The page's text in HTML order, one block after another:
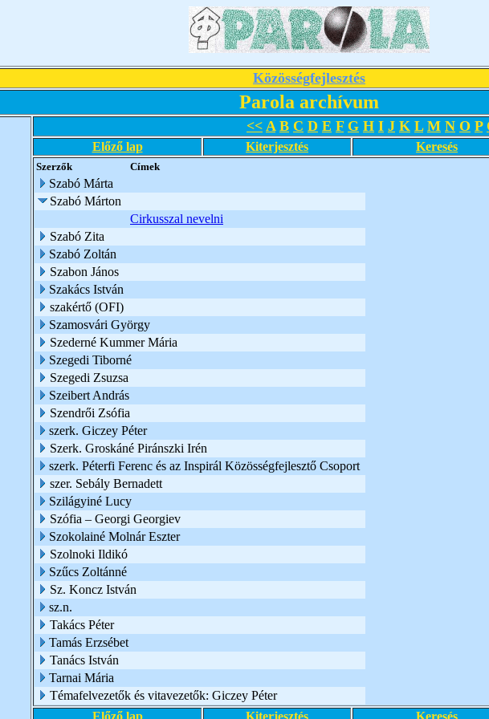
Közösségfejlesztés
Parola archívum
<< A B C D E F G H I J K L M N O P
Előző lap Kiterjesztés Keresés
Szerzők Címek
Szabó Márta
Szabó Márton
Cirkusszal nevelni
Szabó Zita
Szabó Zoltán
Szabon János
Szakács István
szakértő (OFI)
Szamosvári György
Szederné Kummer Mária
Szegedi Tiborné
Szegedi Zsuzsa
Szeibert András
Szendrői Zsófia
szerk. Giczey Péter
Szerk. Groskáné Piránszki Irén
szerk. Péterfi Ferenc és az Inspirál Közösségfejlesztő Csoport
szer. Sebály Bernadett
Szilágyiné Lucy
Szófia – Georgi Georgiev
Szokolainé Molnár Eszter
Szolnoki Ildikó
Szűcs Zoltánné
Sz. Koncz István
sz.n.
Takács Péter
Tamás Erzsébet
Tanács István
Tarnai Mária
Témafelvezetők és vitavezetők: Giczey Péter
Előző lap
Kiterjesztés Keresés